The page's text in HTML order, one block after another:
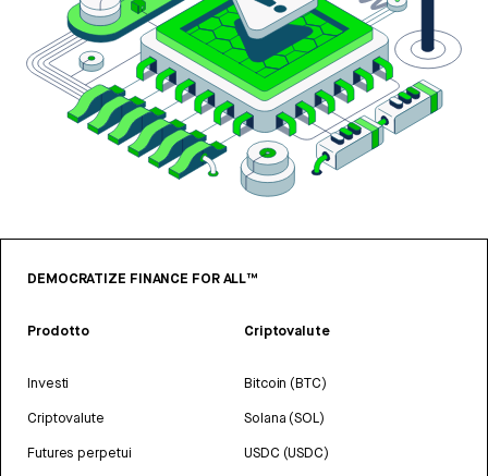
DEMOCRATIZE FINANCE FOR ALL™
Prodotto
Investi
Criptovalute
Futures perpetui
Criptovalute
Bitcoin (BTC)
Solana (SOL)
USDC (USDC)